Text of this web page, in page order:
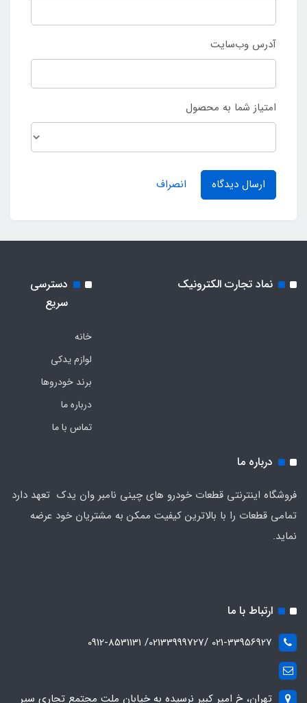
آدرس وب‌سایت
امتیاز شما به محصول
ارسال دیدگاه انصراف
نماد تجارت الکترونیک
دسترسی
سریع
خانه
لوازم یدکی
برند خودروها
درباره ما
تماس با ما
درباره ما
فروشگاه اینترنتی قطعات خودرو های چینی نامبر وان یدک تعهد دارد
تمامی قطعات را با بالاترین کیفیت ممکن به مشتریان خود عرضه
نماید.
ارتباط با ما
021-33956927 /02133999727/ 0912-8531131
تهران، خ امیر کبیر نرسیده به خیابان ملت مجتمع تجاری سپر